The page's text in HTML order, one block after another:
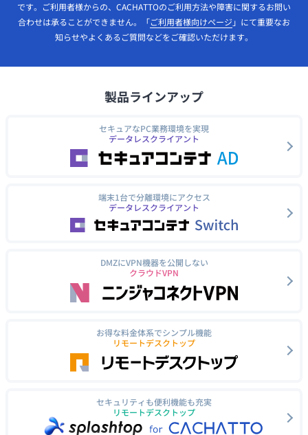
です。ご利用者様からの、CACHATTOのご利用方法や障害に関するお問い
合わせは承ることができません。「ご利用者様向けページ 」にて重要なお
知らせやよくあるご質問などをご確認いただけます。
製品ラインアップ
セキュアなPC業務環境を実現
データレスクライアント
端末1台で分離環境にアクセス
データレスクライアント
DMZにVPN機器を公開しない
クラウドVPN
お得な料金体系でシンプル機能
リモートデスクトップ
セキュリティも便利機能も充実
リモートデスクトップ